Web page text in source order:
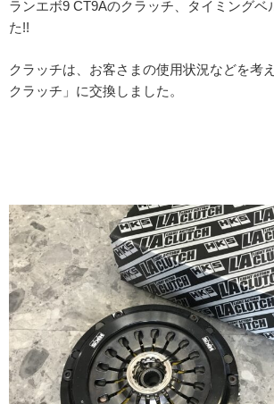
ランエボ9 CT9Aのクラッチ、タイミングベ
た!!
クラッチは、お客さまの使用状況などを考
クラッチ」に交換しました。